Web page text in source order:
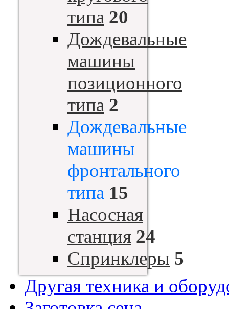
типа 20
Дождевальные
машины
позиционного
типа 2
Дождевальные
машины
фронтального
типа 15
Насосная
станция 24
Спринклеры 5
Другая техника и